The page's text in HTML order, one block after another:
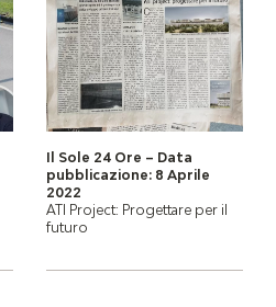
Il Sole 24 Ore – Data
pubblicazione: 8 Aprile
2022
ATI Project: Progettare per il
futuro